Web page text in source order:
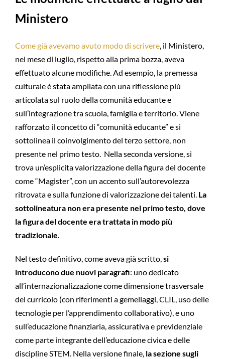
Ministero
Come già avevamo avuto modo di scrivere, il Ministero,
nel mese di luglio, rispetto alla prima bozza, aveva
effettuato alcune modifiche. Ad esempio, la premessa
culturale è stata ampliata con una riflessione più
articolata sul ruolo della comunità educante e
sull’integrazione tra scuola, famiglia e territorio. Viene
rafforzato il concetto di “comunità educante” e si
sottolinea il coinvolgimento del terzo settore, non
presente nel primo testo. Nella seconda versione, si
trova un’esplicita valorizzazione della figura del docente
come “Magister”, con un accento sull’autorevolezza
ritrovata e sulla funzione di valorizzazione dei talenti.La
sottolineatura non era presente nel primo testo, dove
la figura del docente era trattata in modo più
tradizionale.
Nel testo definitivo, come aveva già scritto,si
introducono due nuovi paragrafi: uno dedicato
all’internazionalizzazione come dimensione trasversale
del curricolo (con riferimenti a gemellaggi, CLIL, uso delle
tecnologie per l’apprendimento collaborativo), e uno
sull’educazione finanziaria, assicurativa e previdenziale
come parte integrante dell’educazione civica e delle
discipline STEM. Nella versione finale, la sezione sugli